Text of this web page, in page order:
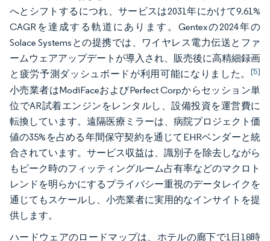
へとシフトするにつれ、サービスは2031年にかけて9.61%
CAGRを達成する軌道にあります。Gentexの2024年の
Solace Systemsとの提携では、ワイヤレス電力伝送とファ
ームウェアアップデートが導入され、販売後に高精細録画
と疲労予測ダッシュボードが利用可能になりました。 [5]
小売業者はModiFaceおよびPerfect Corpからセッション単
位でAR試着エンジンをレンタルし、設備投資を運営費に
転換しています。遠隔医療ミラーは、病院プロジェクト価
値の35%を占める年間保守契約を通じてEHRベンダーと統
合されています。サービス収益は、識別子を除去しながら
もピーク時のフィッティングルーム占有率などのマクロト
レンドを明らかにするプライバシー重視のデータレイクを
通じてもスケールし、小売業者に実用的なインサイトを提
供します。
ハードウェアのロードマップは、ホテルの廊下で1日18時